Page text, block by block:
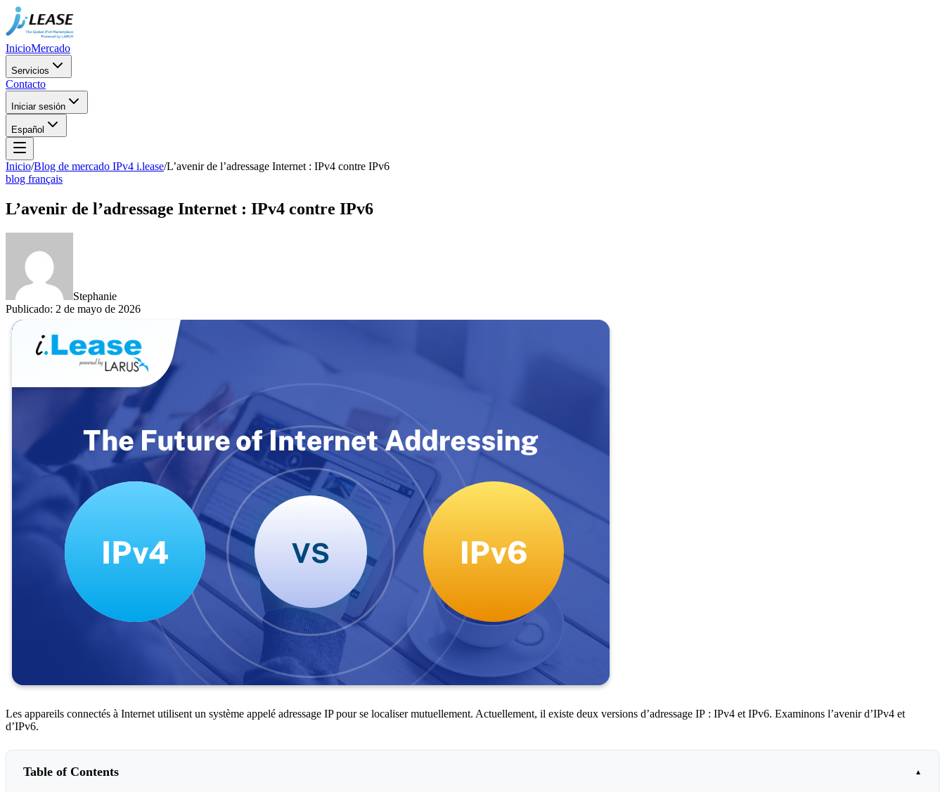
InicioMercado
Servicios
Contacto
Iniciar sesión
Español
Inicio/Blog de mercado IPv4 i.lease/L’avenir de l’adressage Internet : IPv4 contre IPv6
blog français
L’avenir de l’adressage Internet : IPv4 contre IPv6
Stephanie
Publicado: 2 de mayo de 2026
Les appareils connectés à Internet utilisent un système appelé adressage IP pour se localiser mutuellement. Actuellement, il existe deux versions d’adressage IP : IPv4 et IPv6. Examinons l’avenir d’IPv4 et
d’IPv6.
Table of Contents